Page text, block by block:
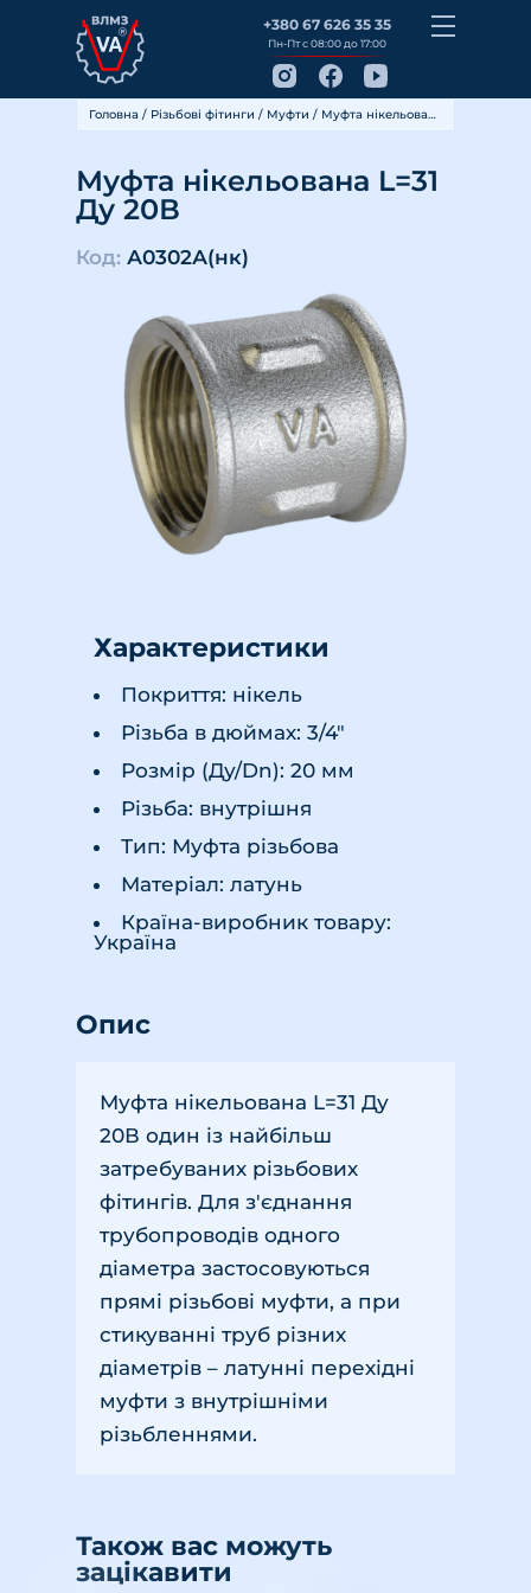
+380 67 626 35 35
Пн-Пт с 08:00 до 17:00
Головна / Різьбові фітинги / Муфти / Муфта нікельована L=31 Ду 20В
Муфта нікельована L=31
Ду 20В
Код: А0302А(нк)
Характеристики
Покриття: нікель
Різьба в дюймах: 3/4"
Розмір (Ду/Dn): 20 мм
Різьба: внутрішня
Тип: Муфта різьбова
Матеріал: латунь
Країна-виробник товару:
Україна
Опис
Муфта нікельована L=31 Ду
20В один із найбільш
затребуваних різьбових
фітингів. Для з'єднання
трубопроводів одного
діаметра застосовуються
прямі різьбові муфти, а при
стикуванні труб різних
діаметрів – латунні перехідні
муфти з внутрішніми
різьбленнями.
Також вас можуть
зацікавити